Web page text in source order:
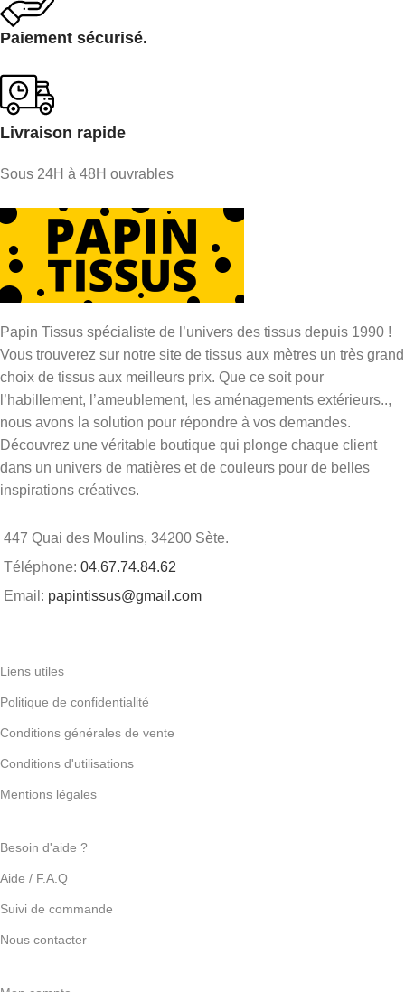
Paiement sécurisé.
Livraison rapide
Sous 24H à 48H ouvrables
Papin Tissus spécialiste de l’univers des tissus depuis 1990 !
Vous trouverez sur notre site de tissus aux mètres un très grand
choix de tissus aux meilleurs prix. Que ce soit pour
l’habillement, l’ameublement, les aménagements extérieurs..,
nous avons la solution pour répondre à vos demandes.
Découvrez une véritable boutique qui plonge chaque client
dans un univers de matières et de couleurs pour de belles
inspirations créatives.
447 Quai des Moulins, 34200 Sète.
Téléphone: 04.67.74.84.62
Email: papintissus@gmail.com
Liens utiles
Politique de confidentialité
Conditions générales de vente
Conditions d'utilisations
Mentions légales
Besoin d'aide ?
Aide / F.A.Q
Suivi de commande
Nous contacter